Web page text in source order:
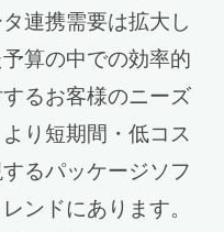
連携需要は拡大し
算の中での効率的
るお客様のニーズ
り短期間・低コス
るパッケージソフ
ンドにあります。